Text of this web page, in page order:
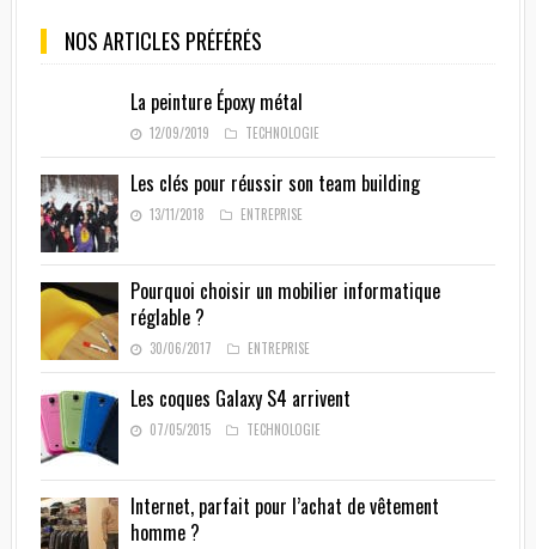
NOS ARTICLES PRÉFÉRÉS
La peinture Époxy métal
12/09/2019 TECHNOLOGIE
Les clés pour réussir son team building
13/11/2018 ENTREPRISE
Pourquoi choisir un mobilier informatique
réglable ?
30/06/2017 ENTREPRISE
Les coques Galaxy S4 arrivent
07/05/2015 TECHNOLOGIE
Internet, parfait pour l’achat de vêtement
homme ?